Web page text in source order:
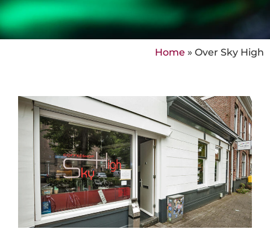
Home » Over Sky High